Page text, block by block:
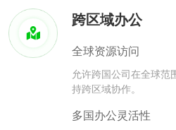
跨区域办公
全球资源访问
允许跨国公司在全球范
持跨区域协作。
多国办公灵活性